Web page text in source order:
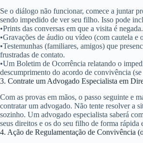
Se o diálogo não funcionar, comece a juntar
sendo impedido de ver seu filho. Isso pode
•Prints das conversas em que a visita é negada.
•Gravações de áudio ou vídeo (com cautela e
•Testemunhas (familiares, amigos) que
frustradas de contato.
•Um Boletim de Ocorrência relatando o
descumprimento do acordo de convivência
3. Contrate um Advogado Especialista em
Com as provas em mãos, o passo seguinte e
contratar um advogado. Não tente resolver a
sozinho. Um advogado especialista saberá
seus direitos e os do seu filho de forma rápida
4. Ação de Regulamentação de Convivência